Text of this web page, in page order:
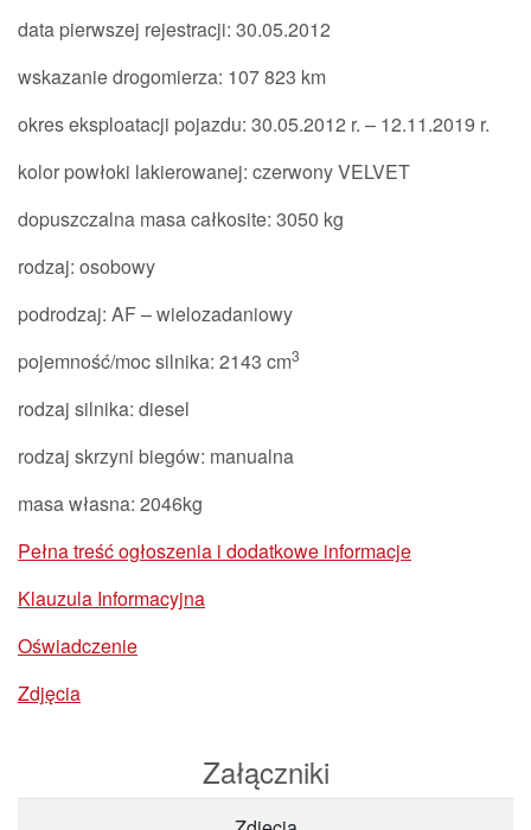
data pierwszej rejestracji: 30.05.2012
wskazanie drogomierza: 107 823 km
okres eksploatacji pojazdu: 30.05.2012 r. – 12.11.2019 r.
kolor powłoki lakierowanej: czerwony VELVET
dopuszczalna masa całkosite: 3050 kg
rodzaj: osobowy
podrodzaj: AF – wielozadaniowy
pojemność/moc silnika: 2143 cm3
rodzaj silnika: diesel
rodzaj skrzyni biegów: manualna
masa własna: 2046kg
Pełna treść ogłoszenia i dodatkowe informacje
Klauzula Informacyjna
Oświadczenie
Zdjęcia
Załączniki